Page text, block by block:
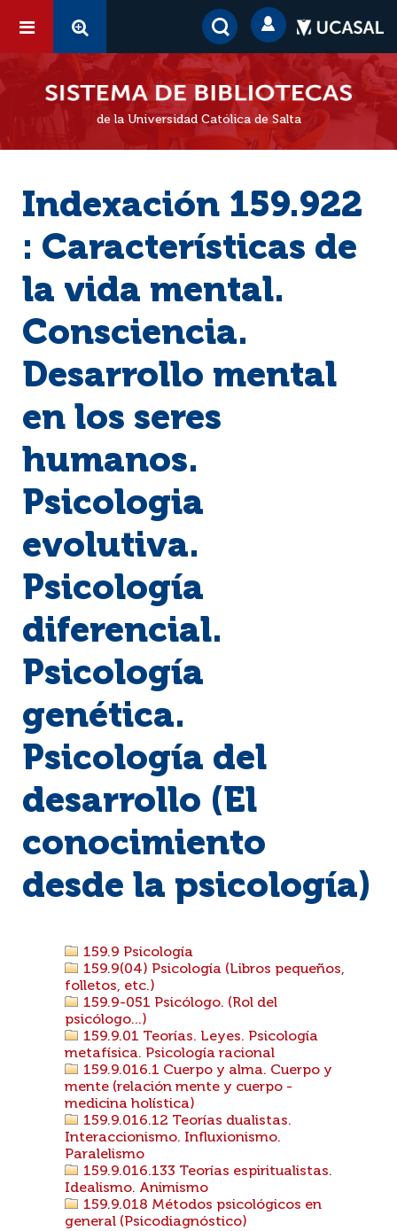
de la Universidad Católica de Salta
Indexación 159.922
: Características de
la vida mental.
Consciencia.
Desarrollo mental
en los seres
humanos.
Psicologia
evolutiva.
Psicología
diferencial.
Psicología
genética.
Psicología del
desarrollo (El
conocimiento
desde la psicología)
159.9 Psicología
159.9(04) Psicología (Libros pequeños,
folletos, etc.)
159.9-051 Psicólogo. (Rol del
psicólogo...)
159.9.01 Teorías. Leyes. Psicología
metafísica. Psicología racional
159.9.016.1 Cuerpo y alma. Cuerpo y
mente (relación mente y cuerpo -
medicina holística)
159.9.016.12 Teorías dualistas.
Interaccionismo. Influxionismo.
Paralelismo
159.9.016.133 Teorías espiritualistas.
Idealismo. Animismo
159.9.018 Métodos psicológicos en
general (Psicodiagnóstico)